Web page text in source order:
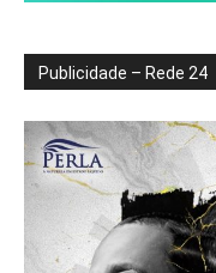
Publicidade – Rede 24